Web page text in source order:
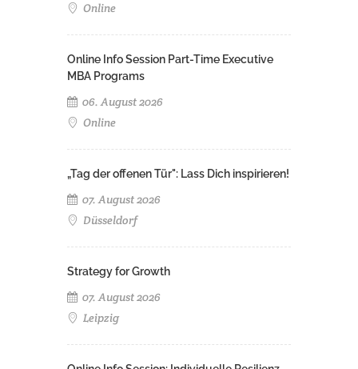
Online
Online Info Session Part-Time Executive
MBA Programs
06. August 2026
Online
„Tag der offenen Tür": Lass Dich inspirieren!
07. August 2026
Düsseldorf
Strategy for Growth
07. August 2026
Leipzig